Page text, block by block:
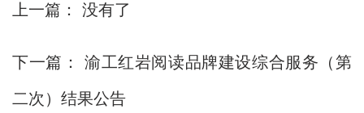
上一篇： 没有了
下一篇： 渝工红岩阅读品牌建设综合服务（第
二次）结果公告